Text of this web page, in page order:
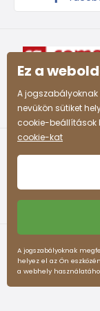
Ez a
A
nevükön sütiket
cookie-beállítások
cookie-kat
A jogszabályoknak
helyez el az Ön
a webhely